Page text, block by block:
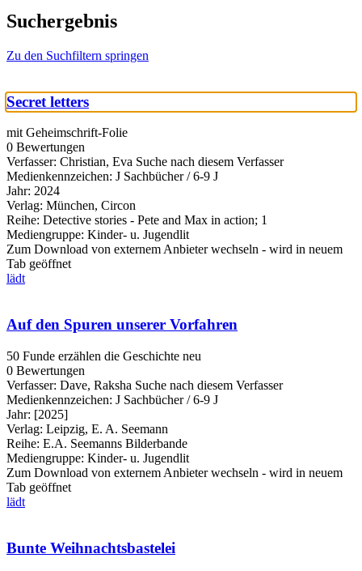
Suchergebnis
Zu den Suchfiltern springen
Secret letters
mit Geheimschrift-Folie
0 Bewertungen
Verfasser: Christian, Eva Suche nach diesem Verfasser
Medienkennzeichen: J Sachbücher / 6-9 J
Jahr: 2024
Verlag: München, Circon
Reihe: Detective stories - Pete and Max in action; 1
Mediengruppe: Kinder- u. Jugendlit
Zum Download von externem Anbieter wechseln - wird in neuem
Tab geöffnet
lädt
Auf den Spuren unserer Vorfahren
50 Funde erzählen die Geschichte neu
0 Bewertungen
Verfasser: Dave, Raksha Suche nach diesem Verfasser
Medienkennzeichen: J Sachbücher / 6-9 J
Jahr: [2025]
Verlag: Leipzig, E. A. Seemann
Reihe: E.A. Seemanns Bilderbande
Mediengruppe: Kinder- u. Jugendlit
Zum Download von externem Anbieter wechseln - wird in neuem
Tab geöffnet
lädt
Bunte Weihnachtsbastelei